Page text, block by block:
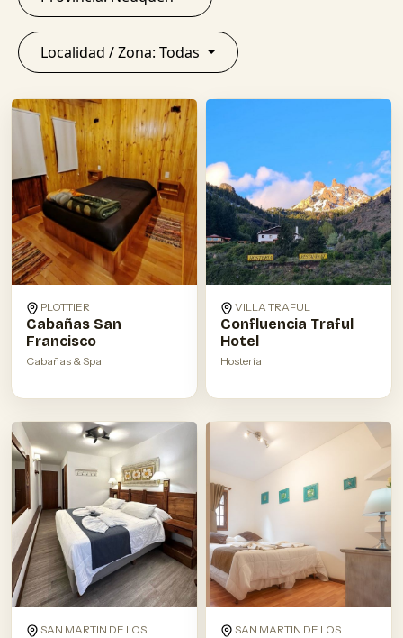
Localidad / Zona: Todas
PLOTTIER
Cabañas San
Francisco
Cabañas & Spa
VILLA TRAFUL
Confluencia Traful
Hotel
Hostería
SAN MARTIN DE LOS
SAN MARTIN DE LOS